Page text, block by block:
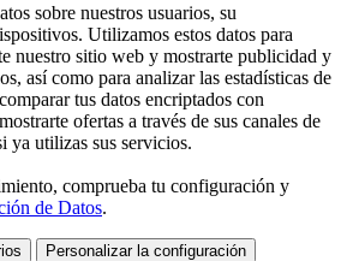
sobre nuestros usuarios, su
Utilizamos estos datos para
nuestro sitio web y mostrarte publicidad y
así como para analizar las estadísticas de
tus datos encriptados con
ofertas a través de sus canales de
ya utilizas sus servicios.
comprueba tu configuración y
de Datos.
Personalizar la configuración